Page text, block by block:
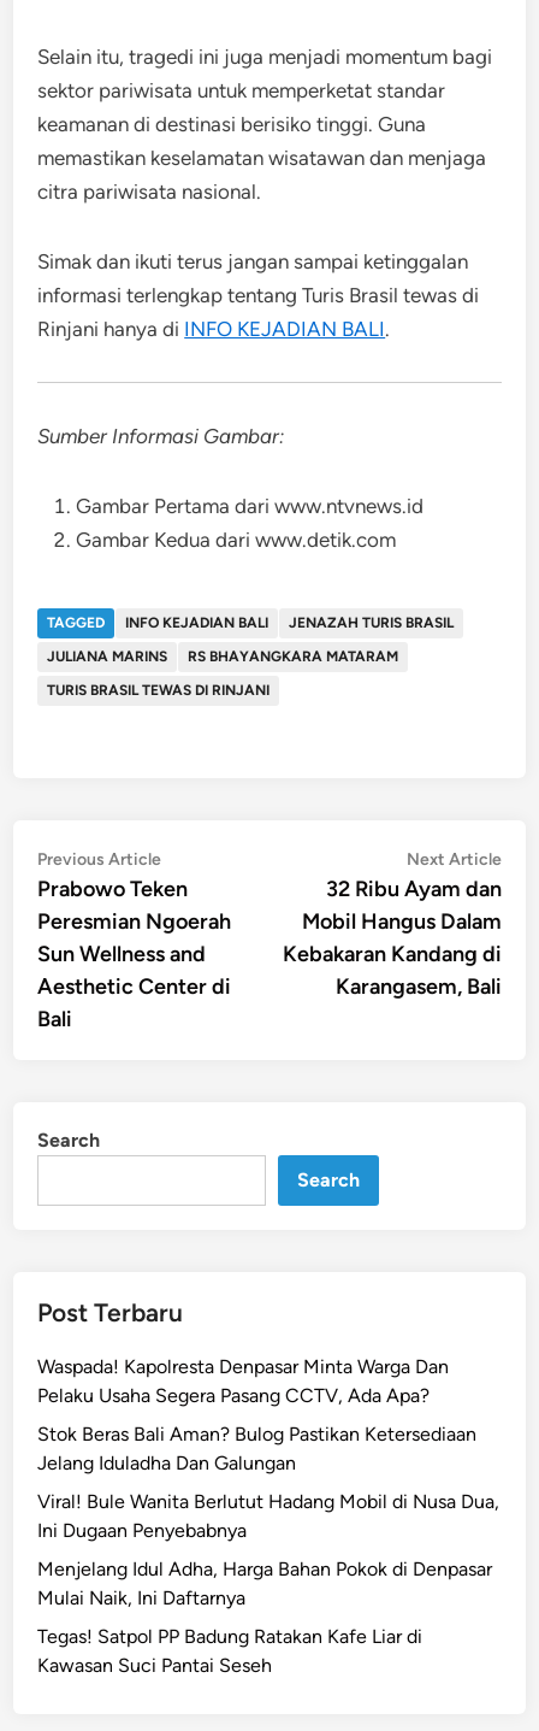
Selain itu, tragedi ini juga menjadi momentum bagi
sektor pariwisata untuk memperketat standar
keamanan di destinasi berisiko tinggi. Guna
memastikan keselamatan wisatawan dan menjaga
citra pariwisata nasional.
Simak dan ikuti terus jangan sampai ketinggalan
informasi terlengkap tentang Turis Brasil tewas di
Rinjani hanya di INFO KEJADIAN BALI.
Sumber Informasi Gambar:
Gambar Pertama dari www.ntvnews.id
Gambar Kedua dari www.detik.com
TAGGED INFO KEJADIAN BALI
JENAZAH TURIS BRASIL
JULIANA MARINS
RS BHAYANGKARA MATARAM
TURIS BRASIL TEWAS DI RINJANI
Post
navigation
Previous ArticlePrevious
article:
Prabowo Teken
Peresmian Ngoerah
Sun Wellness and
Aesthetic Center di
Bali
Next Article
32 Ribu Ayam dan
Mobil Hangus Dalam
Kebakaran Kandang di
Karangasem, Bali
Search
Search
Post Terbaru
Waspada! Kapolresta Denpasar Minta Warga Dan
Pelaku Usaha Segera Pasang CCTV, Ada Apa?
Stok Beras Bali Aman? Bulog Pastikan Ketersediaan
Jelang Iduladha Dan Galungan
Viral! Bule Wanita Berlutut Hadang Mobil di Nusa Dua,
Ini Dugaan Penyebabnya
Menjelang Idul Adha, Harga Bahan Pokok di Denpasar
Mulai Naik, Ini Daftarnya
Tegas! Satpol PP Badung Ratakan Kafe Liar di
Kawasan Suci Pantai Seseh